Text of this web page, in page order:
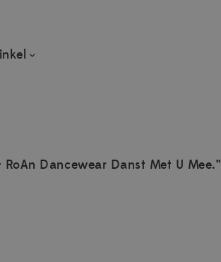
RoAn Dancewear Danst Met U Mee.”